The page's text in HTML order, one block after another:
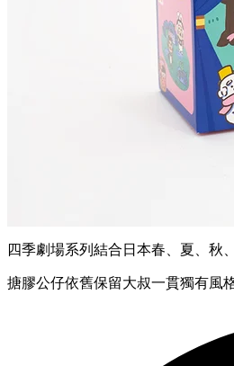
四季劇場系列結合日本春、夏、秋
搪膠公仔依舊保留大叔一貫獨有風